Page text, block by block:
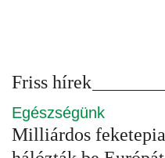
Friss hírek
Egészségünk
Milliárdos